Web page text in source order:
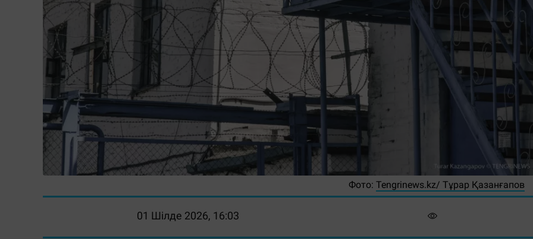
Фото: Tengrinews.kz/ Тұрар Қазанғапов
01 Шілде 2026, 16:03